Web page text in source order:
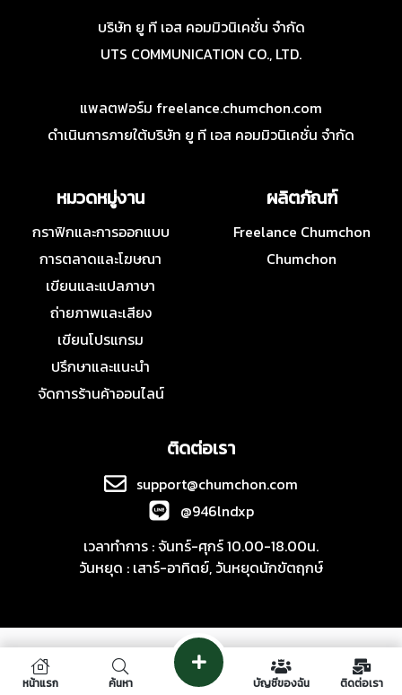
บริษัท ยู ที เอส คอมมิวนิเคชั่น จำกัด
UTS COMMUNICATION CO., LTD.
แพลตฟอร์ม freelance.chumchon.com
ดำเนินการภายใต้บริษัท ยู ที เอส คอมมิวนิเคชั่น จำกัด
หมวดหมู่งาน
กราฟิกและการออกแบบ
การตลาดและโฆษณา
เขียนและแปลภาษา
ถ่ายภาพและเสียง
เขียนโปรแกรม
ปรึกษาและแนะนำ
จัดการร้านค้าออนไลน์
ผลิตภัณฑ์
Freelance Chumchon
Chumchon
ติดต่อเรา
support@chumchon.com
@946lndxp
เวลาทำการ : จันทร์-ศุกร์ 10.00-18.00น.
วันหยุด : เสาร์-อาทิตย์, วันหยุดนักขัตฤกษ์
หน้าแรก ค้นหา บัญชีของฉัน ติดต่อเรา